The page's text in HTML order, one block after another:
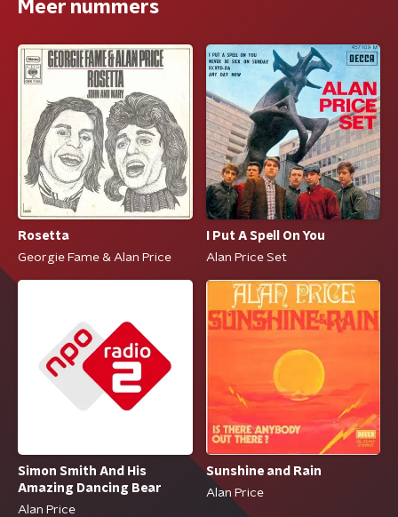
Meer nummers
Rosetta
Georgie Fame & Alan Price
I Put A Spell On You
Alan Price Set
Simon Smith And His
Amazing Dancing Bear
Alan Price
Sunshine and Rain
Alan Price